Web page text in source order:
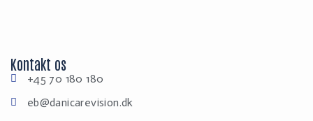
Kontakt os
+45 70 180 180
eb@danicarevision.dk